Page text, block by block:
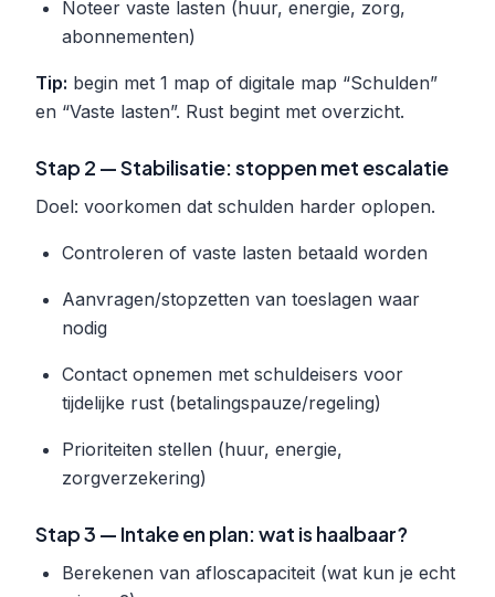
Noteer vaste lasten (huur, energie, zorg,
abonnementen)
Tip: begin met 1 map of digitale map “Schulden”
en “Vaste lasten”. Rust begint met overzicht.
Stap 2 — Stabilisatie: stoppen met escalatie
Doel: voorkomen dat schulden harder oplopen.
Controleren of vaste lasten betaald worden
Aanvragen/stopzetten van toeslagen waar
nodig
Contact opnemen met schuldeisers voor
tijdelijke rust (betalingspauze/regeling)
Prioriteiten stellen (huur, energie,
zorgverzekering)
Stap 3 — Intake en plan: wat is haalbaar?
Berekenen van afloscapaciteit (wat kun je echt